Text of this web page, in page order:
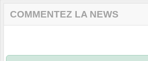
COMMENTEZ LA NEWS